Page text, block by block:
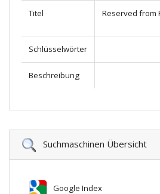
Titel Reserved from
Schlüsselwörter
Beschreibung
Suchmaschinen Übersicht
Google Index